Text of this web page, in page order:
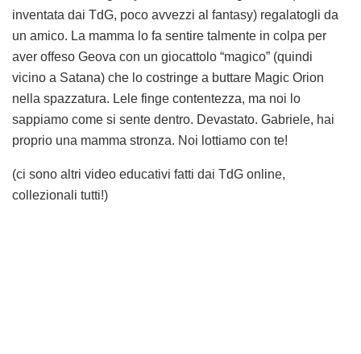
inventata dai TdG, poco avvezzi al fantasy) regalatogli da
un amico. La mamma lo fa sentire talmente in colpa per
aver offeso Geova con un giocattolo “magico” (quindi
vicino a Satana) che lo costringe a buttare Magic Orion
nella spazzatura. Lele finge contentezza, ma noi lo
sappiamo come si sente dentro. Devastato. Gabriele, hai
proprio una mamma stronza. Noi lottiamo con te!
(ci sono altri video educativi fatti dai TdG online,
collezionali tutti!)